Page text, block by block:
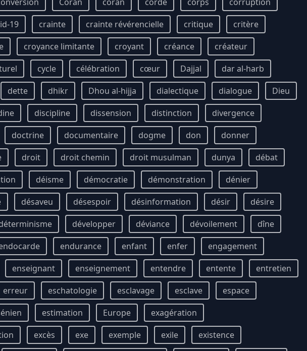
19 crainte crainte révérencielle critique
critère
croyance limitante croyant créance
créateur
cycle célébration cœur Dajjal
dar al-harb
dette dhikr Dhou al-hijja dialectique dialogue
Dieu
discipline dissension distinction
divergence
doctrine documentaire dogme don
donner
droit droit chemin droit musulman dunya
débat
déisme démocratie démonstration
dénier
désaveu désespoir désinformation désir
désire
développer déviance dévoilement
dîne
endurance enfant enfer
engagement
enseignant enseignement entendre entente
entretien
erreur eschatologie esclavage esclave
espace
estimation Europe
exagération
excès exe exemple exile
existence